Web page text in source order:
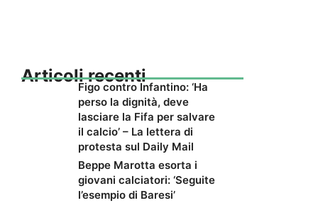
Articoli recenti
Figo contro Infantino: ‘Ha
perso la dignità, deve
lasciare la Fifa per salvare
il calcio’ – La lettera di
protesta sul Daily Mail
Beppe Marotta esorta i
giovani calciatori: ‘Seguite
l’esempio di Baresi’